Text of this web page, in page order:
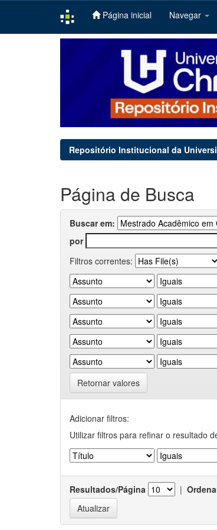
Página inicial Navegar
Repositório Institucional da
Página de Busca
Buscar em:
por
Filtros correntes:
Retornar valores
Adicionar filtros:
Utilizar filtros para refinar o resultado
Resultados/Página |